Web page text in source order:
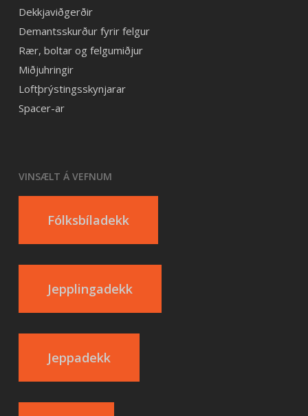
Dekkjaviðgerðir
Demantsskurður fyrir felgur
Rær, boltar og felgumiðjur
Miðjuhringir
Loftþrýstingsskynjarar
Spacer-ar
VINSÆLT Á VEFNUM
Fólksbíladekk
Jepplingadekk
Jeppadekk